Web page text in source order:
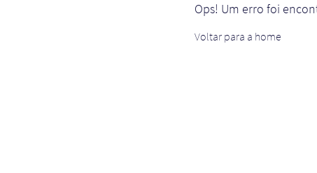
Ops! Um erro foi
Voltar para a home